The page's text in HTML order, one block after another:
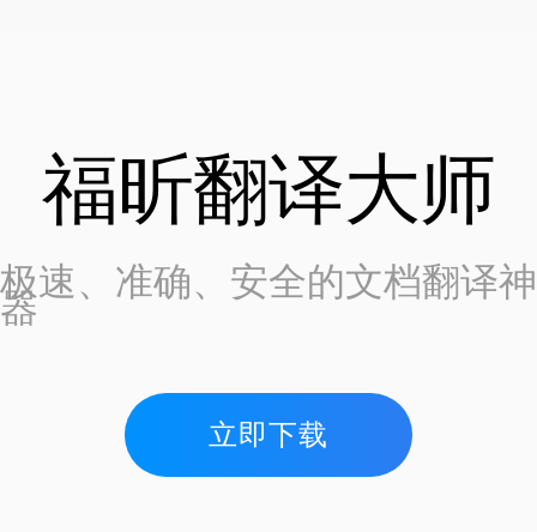
福昕翻译大师
极速、准确、安全的文档翻译神
器
立即下载